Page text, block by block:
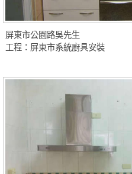
屏東市公園路吳先生
工程：屏東市系統廚具安裝